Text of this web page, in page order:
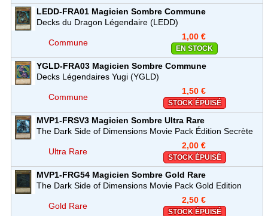
LEDD-FRA01 Magicien Sombre Commune
Decks du Dragon Légendaire (LEDD)
Commune
1,00 €
EN STOCK
YGLD-FRA03 Magicien Sombre Commune
Decks Légendaires Yugi (YGLD)
Commune
1,50 €
STOCK ÉPUISÉ
MVP1-FRSV3 Magicien Sombre Ultra Rare
The Dark Side of Dimensions Movie Pack Édition Secrète
Ultra Rare
2,00 €
STOCK ÉPUISÉ
MVP1-FRG54 Magicien Sombre Gold Rare
The Dark Side of Dimensions Movie Pack Gold Edition
Gold Rare
2,50 €
STOCK ÉPUISÉ